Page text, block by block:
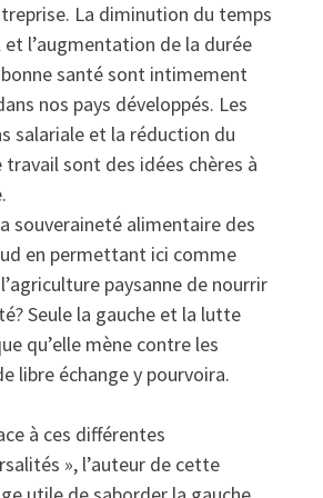
La diminution du temps
l’augmentation de la durée
santé sont intimement
nos pays développés. Les
salariale et la réduction du
sont des idées chères à
souveraineté alimentaire des
en permettant ici comme
paysanne de nourrir
Seule la gauche et la lutte
qu’elle mène contre les
libre échange y pourvoira.
à ces différentes
», l’auteur de cette